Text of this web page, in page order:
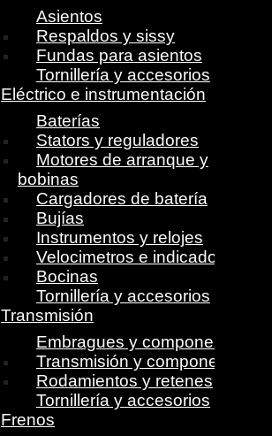
Asientos
Respaldos y sissy
Fundas para asientos
Tornillería y accesorios
Eléctrico e instrumentación
Baterías
Stators y reguladores
Motores de arranque y
bobinas
Cargadores de batería
Bujías
Instrumentos y relojes
Velocimetros e indicadores
Bocinas
Tornillería y accesorios
Transmisión
Embragues y componentes
Transmisión y componentes
Rodamientos y retenes
Tornillería y accesorios
Frenos